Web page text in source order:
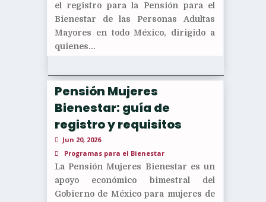
el registro para la Pensión para el
Bienestar de las Personas Adultas
Mayores en todo México, dirigido a
quienes...
Pensión Mujeres
Bienestar: guía de
registro y requisitos
Jun 20, 2026
Programas para el Bienestar
La Pensión Mujeres Bienestar es un
apoyo económico bimestral del
Gobierno de México para mujeres de